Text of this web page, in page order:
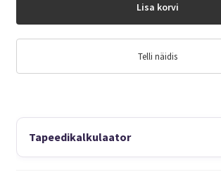
Lisa korvi
Telli näidis
Tapeedikalkulaator